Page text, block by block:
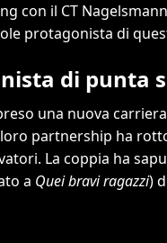
con il CT
protagonista di
di punta
una nuova
loro partnership ha
La coppia ha
a Quei bravi ragazzi)